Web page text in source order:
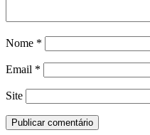
Nome *
Email *
Site